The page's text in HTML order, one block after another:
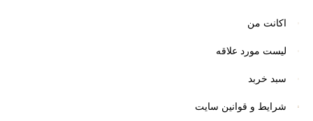
اکانت من
لیست مورد علاقه
سبد خربد
شرایط و قوانین سایت